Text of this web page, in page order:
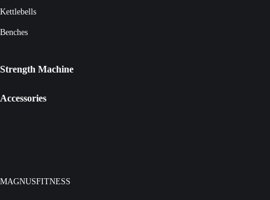
Kettlebells
Benches
Strength Machine
Accessories
MAGNUSFITNESS